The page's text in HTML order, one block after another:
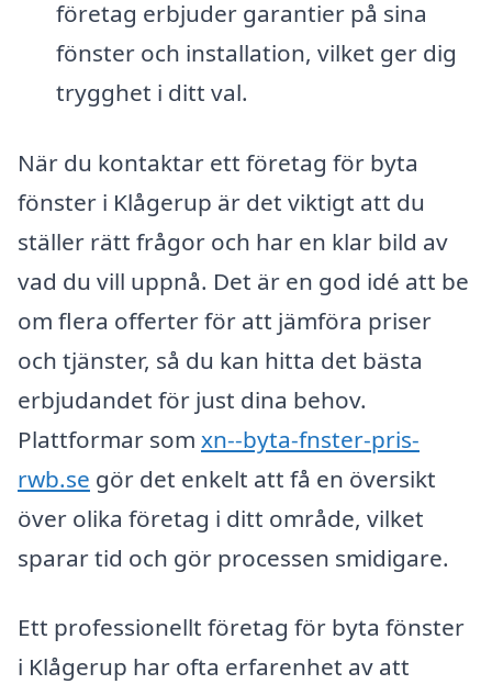
företag erbjuder garantier på sina
fönster och installation, vilket ger dig
trygghet i ditt val.
När du kontaktar ett företag för byta
fönster i Klågerup är det viktigt att du
ställer rätt frågor och har en klar bild av
vad du vill uppnå. Det är en god idé att be
om flera offerter för att jämföra priser
och tjänster, så du kan hitta det bästa
erbjudandet för just dina behov.
Plattformar som xn--byta-fnster-pris-
rwb.se gör det enkelt att få en översikt
över olika företag i ditt område, vilket
sparar tid och gör processen smidigare.
Ett professionellt företag för byta fönster
i Klågerup har ofta erfarenhet av att